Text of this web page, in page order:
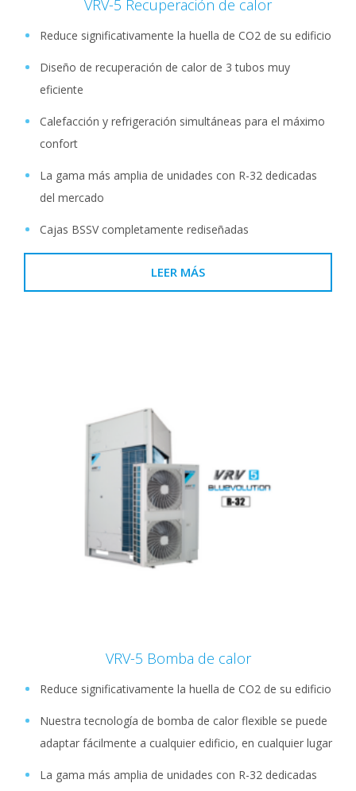
VRV-5 Recuperación de calor
Reduce significativamente la huella de CO2 de su edificio
Diseño de recuperación de calor de 3 tubos muy
eficiente
Calefacción y refrigeración simultáneas para el máximo
confort
La gama más amplia de unidades con R-32 dedicadas
del mercado
Cajas BSSV completamente rediseñadas
LEER MÁS
VRV-5 Bomba de calor
Reduce significativamente la huella de CO2 de su edificio
Nuestra tecnología de bomba de calor flexible se puede
adaptar fácilmente a cualquier edificio, en cualquier lugar
La gama más amplia de unidades con R-32 dedicadas